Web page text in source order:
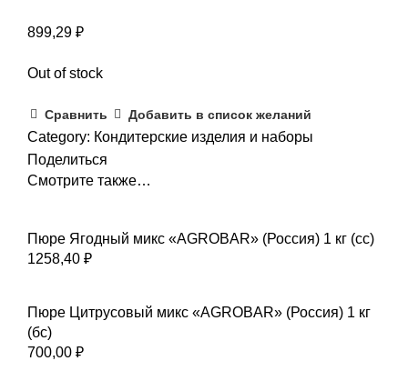
899,29 ₽
Out of stock
Сравнить Добавить в список желаний
Category: Кондитерские изделия и наборы
Поделиться
Смотрите также…
Пюре Ягодный микс «AGROBAR» (Россия) 1 кг (сс)
1258,40 ₽
Пюре Цитрусовый микс «AGROBAR» (Россия) 1 кг
(бс)
700,00 ₽